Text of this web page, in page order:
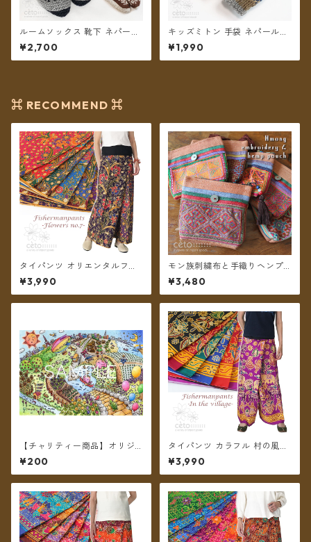
ルームソックス 靴下 ネパール
ウール フリース裏地付き 22〜
25cm 2カラー【メール便送料
無料】
¥2,700
キッズミトン 手袋 ネパールウ
ール コットン裏地付き 2カラ
ー 【メール便送料無料】
¥1,990
⌘ RECOMMEND ⌘
タイパンツ オリエンタルフラ
ワー 6カラー リゾパン No.7 ロ
ング丈【メール便送料無料】
¥3,990
モン族刺繍布と手織りヘンプ
フリンジチャームのポーチ ＊
メール便送料無料＊
¥3,480
【チャリティー商品】オリジ
ナル チャリティポストカード
～We are all alive 2～
¥200
タイパンツ カラフル 村の風景
プリント 6カラー リゾパン ロ
ング丈【メール便送料無料】
¥3,990